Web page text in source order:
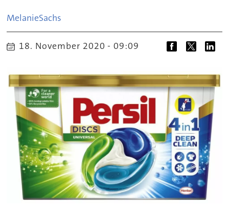
MelanieSachs
18. November 2020 - 09:09